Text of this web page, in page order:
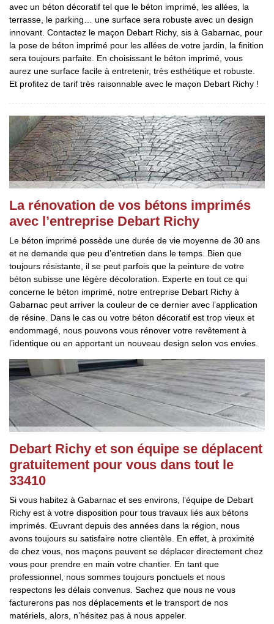
avec un béton décoratif tel que le béton imprimé, les allées, la
terrasse, le parking… une surface sera robuste avec un design
innovant. Contactez le maçon Debart Richy, sis à Gabarnac, pour
la pose de béton imprimé pour les allées de votre jardin, la finition
sera toujours parfaite. En choisissant le béton imprimé, vous
aurez une surface facile à entretenir, très esthétique et robuste.
Et profitez de tarif très raisonnable avec le maçon Debart Richy !
La rénovation de vos bétons imprimés
avec l’entreprise Debart Richy
Le béton imprimé possède une durée de vie moyenne de 30 ans
et ne demande que peu d’entretien dans le temps. Bien que
toujours résistante, il se peut parfois que la peinture de votre
béton subisse une légère décoloration. Experte en tout ce qui
concerne le béton imprimé, notre entreprise Debart Richy à
Gabarnac peut arriver la couleur de ce dernier avec l’application
de résine. Dans le cas ou votre béton décoratif est trop vieux et
endommagé, nous pouvons vous rénover votre revêtement à
l’identique ou en apportant un nouveau design selon vos envies.
Debart Richy et son équipe se déplacent
gratuitement pour vous dans tout le
33410
Si vous habitez à Gabarnac et ses environs, l’équipe de Debart
Richy est à votre disposition pour tous travaux liés aux bétons
imprimés. Œuvrant depuis des années dans la région, nous
avons toujours su satisfaire notre clientèle. En effet, à proximité
de chez vous, nos maçons peuvent se déplacer directement chez
vous pour prendre en main votre chantier. En tant que
professionnel, nous sommes toujours ponctuels et nous
respectons les délais convenus. Sachez que nous ne vous
facturerons pas nos déplacements et le transport de nos
matériels, alors, n’hésitez pas à nous appeler.